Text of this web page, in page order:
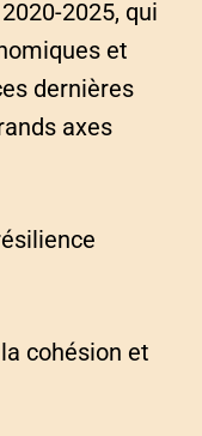
2025, qui
et
dernières
axes
cohésion et